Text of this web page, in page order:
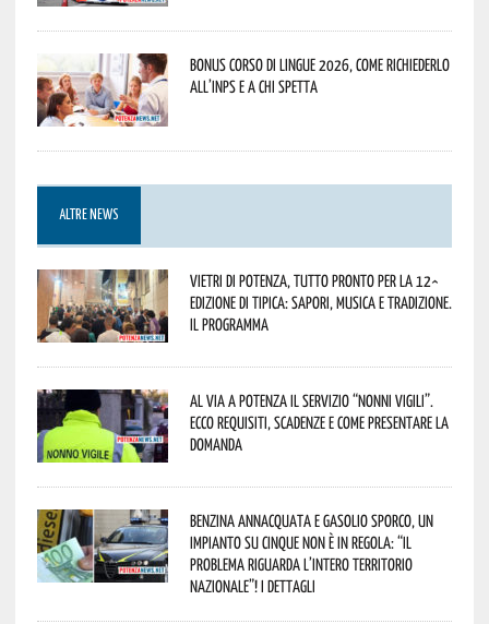
Bonus corso di lingue 2026, come richiederlo
all’INPS e a chi spetta
ALTRE NEWS
Vietri di Potenza, tutto pronto per la 12^
Edizione di Tipica: sapori, musica e tradizione.
Il programma
Al via a Potenza il servizio “Nonni Vigili”.
Ecco requisiti, scadenze e come presentare la
domanda
Benzina annacquata e gasolio sporco, un
impianto su cinque non è in regola: “il
problema riguarda l’intero territorio
Nazionale”! I dettagli